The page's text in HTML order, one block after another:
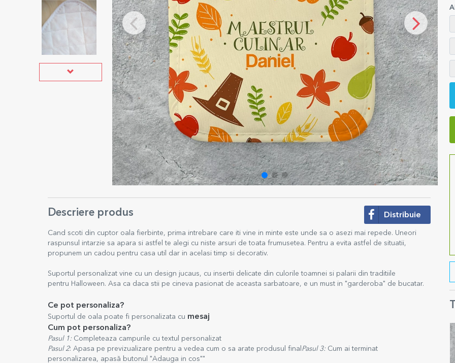
Descriere produs Distribuie
Cand scoti din cuptor oala fierbinte, prima intrebare care iti vine in minte este unde sa o asezi mai repede. Uneori
raspunsul intarzie sa apara si astfel te alegi cu niste arsuri de toata frumusetea. Pentru a evita astfel de situatii,
propunem un cadou pentru casa util dar in acelasi timp si decorativ.
Suportul personalizat vine cu un design jucaus, cu insertii delicate din culorile toamnei si palarii din traditiile
pentru Halloween. Asa ca daca stii pe cineva pasionat de aceasta sarbatoare, e un must in "garderoba" de bucatar.
Ce pot personaliza?
Suportul de oala poate fi personalizata cu mesaj
Cum pot personaliza?
Pasul 1: Completeaza campurile cu textul personalizat
Pasul 2: Apasa pe previzualizare pentru a vedea cum o sa arate produsul final Pasul 3: Cum ai terminat
personalizarea, apasă butonul "Adauga in cos""